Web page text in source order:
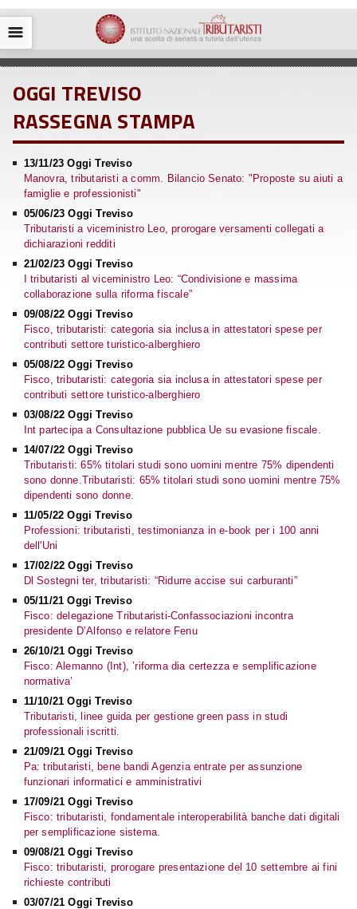
☰
OGGI TREVISO
RASSEGNA STAMPA
13/11/23 Oggi Treviso
Manovra, tributaristi a comm. Bilancio Senato: "Proposte su aiuti a
famiglie e professionisti"
05/06/23 Oggi Treviso
Tributaristi a viceministro Leo, prorogare versamenti collegati a
dichiarazioni redditi
21/02/23 Oggi Treviso
I tributaristi al viceministro Leo: “Condivisione e massima
collaborazione sulla riforma fiscale”
09/08/22 Oggi Treviso
Fisco, tributaristi: categoria sia inclusa in attestatori spese per
contributi settore turistico-alberghiero
05/08/22 Oggi Treviso
Fisco, tributaristi: categoria sia inclusa in attestatori spese per
contributi settore turistico-alberghiero
03/08/22 Oggi Treviso
Int partecipa a Consultazione pubblica Ue su evasione fiscale.
14/07/22 Oggi Treviso
Tributaristi: 65% titolari studi sono uomini mentre 75% dipendenti
sono donne.Tributaristi: 65% titolari studi sono uomini mentre 75%
dipendenti sono donne.
11/05/22 Oggi Treviso
Professioni: tributaristi, testimonianza in e-book per i 100 anni
dell'Uni
17/02/22 Oggi Treviso
Dl Sostegni ter, tributaristi: “Ridurre accise sui carburanti”
05/11/21 Oggi Treviso
Fisco: delegazione Tributaristi-Confassociazioni incontra
presidente D’Alfonso e relatore Fenu
26/10/21 Oggi Treviso
Fisco: Alemanno (Int), ’riforma dia certezza e semplificazione
normativa’
11/10/21 Oggi Treviso
Tributaristi, linee guida per gestione green pass in studi
professionali iscritti.
21/09/21 Oggi Treviso
Pa: tributaristi, bene bandi Agenzia entrate per assunzione
funzionari informatici e amministrativi
17/09/21 Oggi Treviso
Fisco: tributaristi, fondamentale interoperabilità banche dati digitali
per semplificazione sistema.
09/08/21 Oggi Treviso
Fisco: tributaristi, prorogare presentazione del 10 settembre ai fini
richieste contributi
03/07/21 Oggi Treviso